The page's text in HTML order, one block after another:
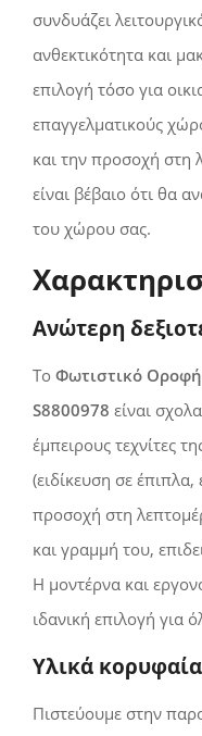
συνδυάζει
ανθεκτικότητα και
επιλογή τόσο για
επαγγελματικούς
και την προσοχή στη
είναι βέβαιο ότι θα
του χώρου σας.
Ανώτερη
Το Φωτιστικό
S8800978 είναι
έμπειρους τεχνίτες
(ειδίκευση σε
προσοχή στη
και γραμμή του,
Η μοντέρνα και
ιδανική επιλογή για
Υλικά
Πιστεύουμε στην